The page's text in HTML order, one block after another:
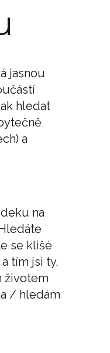
jasnou
hledat
a
na
se klišé
tím jsi ty.
životem
/ hledám